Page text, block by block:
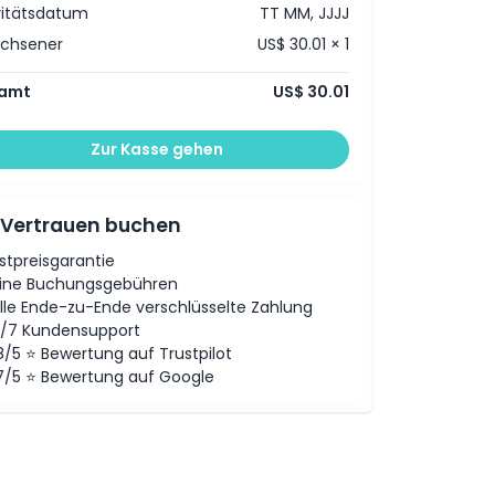
TT MM, JJJJ
US$ 30.01 × 1
US$ 30.01
Zur Kasse gehen
buchen
Buchungsgebühren
Ende-zu-Ende verschlüsselte Zahlung
7 Kundensupport
5 ⭐ Bewertung auf Trustpilot
5 ⭐ Bewertung auf Google